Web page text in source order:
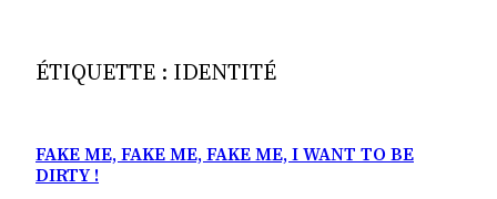
ÉTIQUETTE : IDENTITÉ
FAKE ME, FAKE ME, FAKE ME, I WANT TO BE
DIRTY !